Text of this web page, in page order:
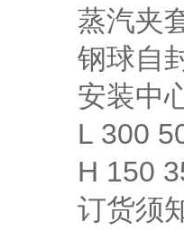
蒸汽夹
钢球自
安装中
L 300
H 150
订货须